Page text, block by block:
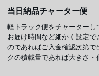
当日納品チャーター便
軽トラック便をチャーターし
お届け時間など細かく設定
のであればご入金確認次第で
クの積載量であれば大きさ・